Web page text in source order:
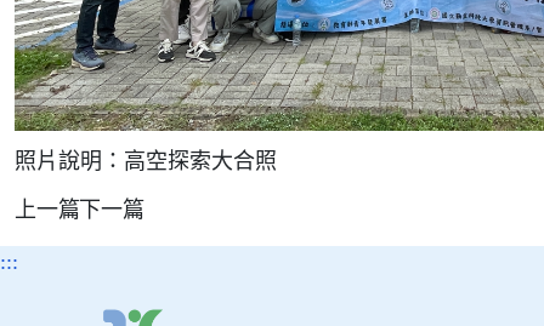
照片說明：高空探索大合照
上一篇下一篇
:::